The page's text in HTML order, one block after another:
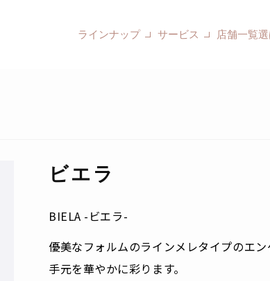
ラインナップ サービス 店舗一覧
ビエラ
BIELA -ビエラ-
優美なフォルムのラインメレタイプのエ
手元を華やかに彩ります。